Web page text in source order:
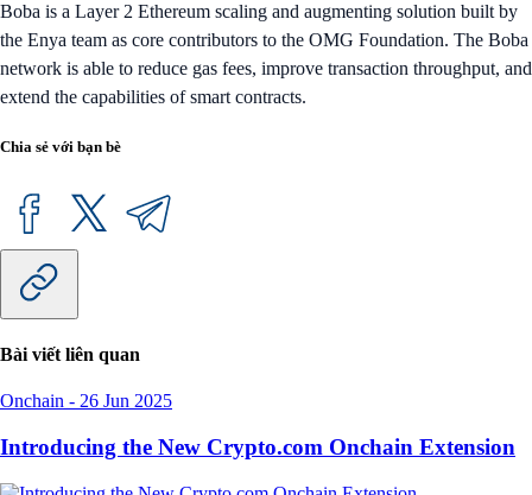
Boba is a Layer 2 Ethereum scaling and augmenting solution built by
the Enya team as core contributors to the OMG Foundation. The Boba
network is able to reduce gas fees, improve transaction throughput, and
extend the capabilities of smart contracts.
Chia sẻ với bạn bè
Bài viết liên quan
Onchain - 26 Jun 2025
Introducing the New Crypto.com Onchain Extension